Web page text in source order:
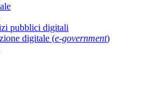
pubblici digitali
digitale (e-government)